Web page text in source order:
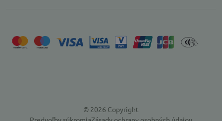
© 2026 Copyright